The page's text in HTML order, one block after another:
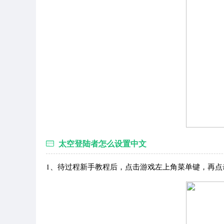
太空登陆者怎么设置中文
1、待过程新手教程后，点击游戏左上角菜单键，再